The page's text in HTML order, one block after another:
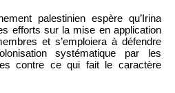
palestinien espère qu’Irina
efforts sur la mise en application
et s’emploiera à défendre
systématique par les
contre ce qui fait le caractère